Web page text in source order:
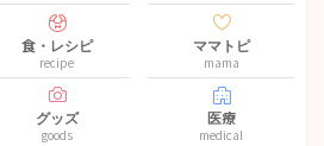
食・レシピ
recipe
ママトピ
mama
グッズ
goods
医療
medical